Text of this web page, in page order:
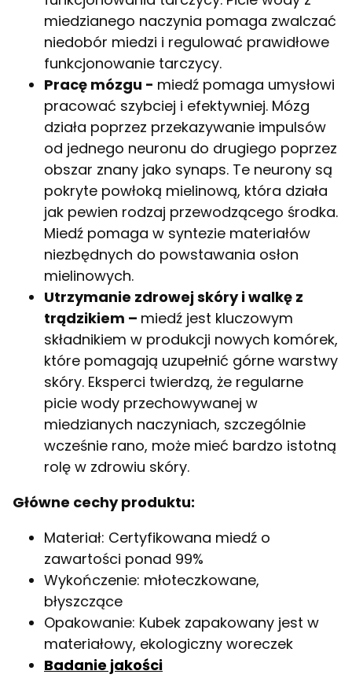
miedzianego naczynia pomaga zwalczać
niedobór miedzi i regulować prawidłowe
funkcjonowanie tarczycy.
Pracę mózgu - miedź pomaga umysłowi
pracować szybciej i efektywniej. Mózg
działa poprzez przekazywanie impulsów
od jednego neuronu do drugiego poprzez
obszar znany jako synaps. Te neurony są
pokryte powłoką mielinową, która działa
jak pewien rodzaj przewodzącego środka.
Miedź pomaga w syntezie materiałów
niezbędnych do powstawania ­osłon
mielinowych.
Utrzymanie zdrowej skóry i walkę z
trądzikiem – miedź jest kluczowym
składnikiem w produkcji nowych komórek,
które pomagają uzupełnić górne warstwy
skóry. Eksperci twierdzą, że regularne
picie wody przechowywanej w
miedzianych naczyniach, szczególnie
wcześnie rano, może mieć bardzo istotną
rolę w zdrowiu skóry.
Główne cechy produktu:
Materiał: Certyfikowana miedź o
zawartości ponad 99%
Wykończenie: młoteczkowane,
błyszczące
Opakowanie: Kubek zapakowany jest w
materiałowy, ekologiczny woreczek
Badanie jakości